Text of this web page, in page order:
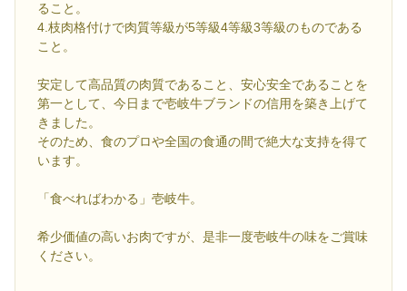
ること。
4.枝肉格付けで肉質等級が5等級4等級3等級のものである
こと。
安定して高品質の肉質であること、安心安全であることを
第一として、今日まで壱岐牛ブランドの信用を築き上げて
きました。
そのため、食のプロや全国の食通の間で絶大な支持を得て
います。
「食べればわかる」壱岐牛。
希少価値の高いお肉ですが、是非一度壱岐牛の味をご賞味
ください。